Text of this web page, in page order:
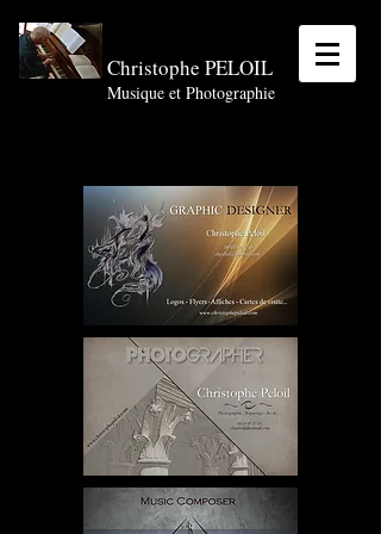
Christophe PELOIL
Musique et Photographie